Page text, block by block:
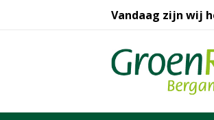
Vandaag zijn wij